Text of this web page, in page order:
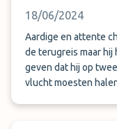
18/06/2024
Aardige en attente
de terugreis maar
geven dat hij op
vlucht moesten